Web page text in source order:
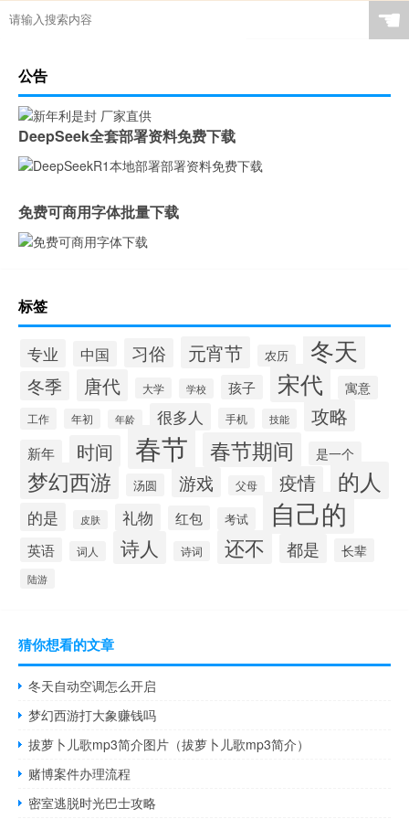
☚
公告
DeepSeek全套部署资料免费下载
免费可商用字体批量下载
标签
专业 中国 习俗 元宵节 农历 冬天
冬季 唐代 大学 学校 孩子 宋代 寓意
工作 年初 年龄 很多人 手机 技能 攻略
新年 时间 春节 春节期间 是一个
梦幻西游 汤圆 游戏 父母 疫情 的人
的是 皮肤 礼物 红包 考试 自己的
英语 词人 诗人 诗词 还不 都是 长辈
陆游
猜你想看的文章
冬天自动空调怎么开启
梦幻西游打大象赚钱吗
拔萝卜儿歌mp3简介图片（拔萝卜儿歌mp3简介）
赌博案件办理流程
密室逃脱时光巴士攻略